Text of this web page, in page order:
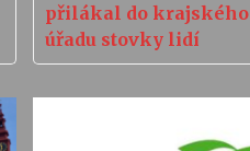
přilákal do krajského
úřadu stovky lidí